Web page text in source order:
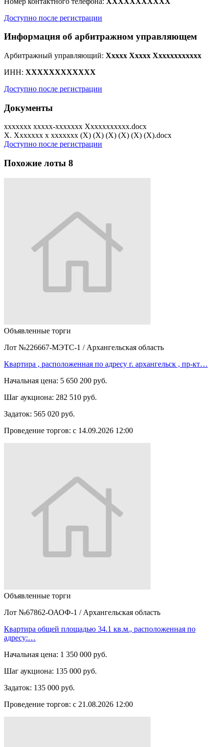
Доступно после регистрации
Информация об арбитражном управляющем
Арбитражный управляющий: Xxxxx Xxxxx Xxxxxxxxxxxx
ИНН: XXXXXXXXXXXX
Доступно после регистрации
Документы
xxxxxxx xxxxx-xxxxxxx Xxxxxxxxxxx.docx
X. Xxxxxxx x xxxxxxx (X) (X) (X) (X) (X) (X).docx
Доступно после регистрации
Похожие лоты 8
Объявленные торги
Лот №226667-МЭТС-1 / Архангельская область
Квартира , расположенная по адресу г. архангельск , пр-кт…
Начальная цена: 5 650 200 руб.
Шаг аукциона: 282 510 руб.
Задаток: 565 020 руб.
Проведение торгов: с 14.09.2026 12:00
Объявленные торги
Лот №67862-ОАОФ-1 / Архангельская область
Квартира общей площадью 34.1 кв.м., расположенная по
адресу:…
Начальная цена: 1 350 000 руб.
Шаг аукциона: 135 000 руб.
Задаток: 135 000 руб.
Проведение торгов: с 21.08.2026 12:00